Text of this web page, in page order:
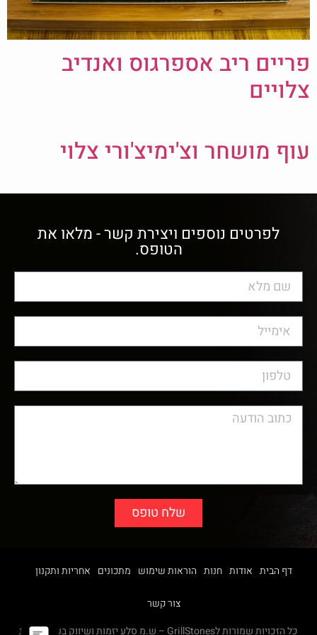
פריים ריב אספרגוס ואנדיב
צלויים
עוף מושחר וצ'ימיצ'ורי צלוי
לפרטים נוספים ויצירת קשר - מלאו את
הטופס.
שלח טופס
דף הבית אודות חנות הוראות שימוש מתכונים אחריות ותקנון
צור קשר
כל הזכויות שמורות לGrillStones – ש.מ סלע יזמות ושיווק בע"מ |
בניית